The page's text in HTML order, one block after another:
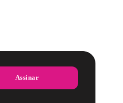
Assinar